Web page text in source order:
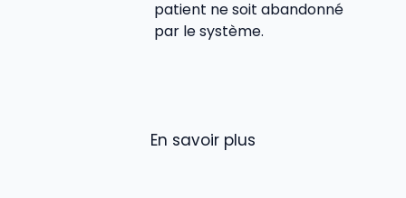
patient ne soit abandonné
par le système.
En savoir plus